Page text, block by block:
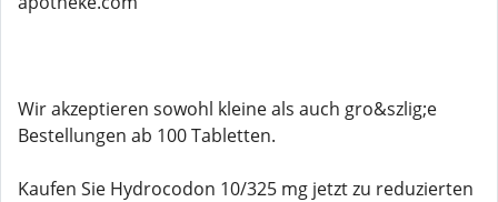
Wir akzeptieren sowohl kleine als auch gro&szlig;e
Bestellungen ab 100 Tabletten.
Kaufen Sie Hydrocodon 10/325 mg jetzt zu reduzierten